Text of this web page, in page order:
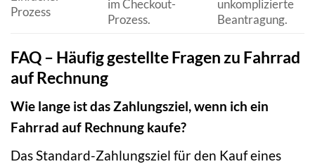
Prozess
im Checkout-
Prozess.
unkomplizierte
Beantragung.
FAQ – Häufig gestellte Fragen zu Fahrrad
auf Rechnung
Wie lange ist das Zahlungsziel, wenn ich ein
Fahrrad auf Rechnung kaufe?
Das Standard-Zahlungsziel für den Kauf eines